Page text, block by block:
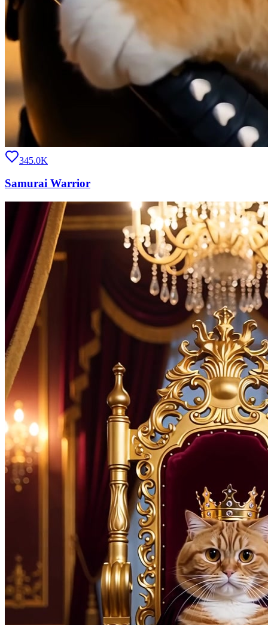
345.0K
Samurai Warrior